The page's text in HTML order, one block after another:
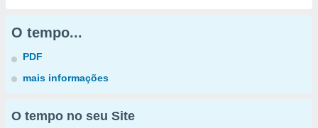
O tempo...
PDF
mais informações
O tempo no seu Site